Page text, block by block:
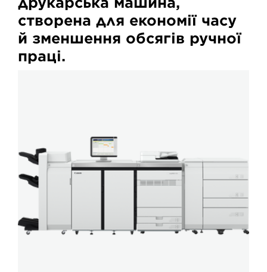
створена для економії часу
й зменшення обсягів ручної
праці.